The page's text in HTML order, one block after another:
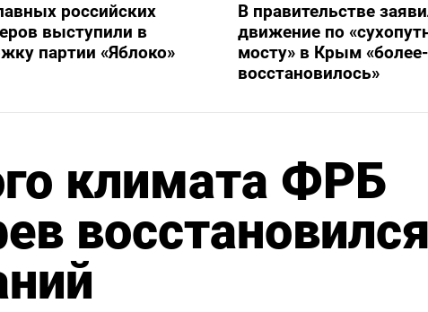
российских
выступили в
партии «Яблоко»
В правительстве
движение по
мосту» в Крым
восстановилось»
климата ФРБ
восстановился